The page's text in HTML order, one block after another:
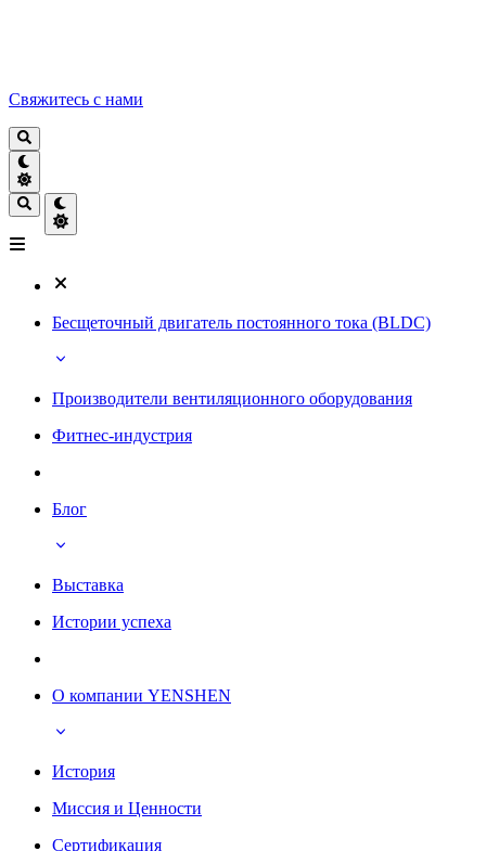
Свяжитесь с нами
Бесщеточный двигатель постоянного тока (BLDC)
Производители вентиляционного оборудования
Фитнес-индустрия
Блог
Выставка
Истории успеха
О компании YENSHEN
История
Миссия и Ценности
Сертификация